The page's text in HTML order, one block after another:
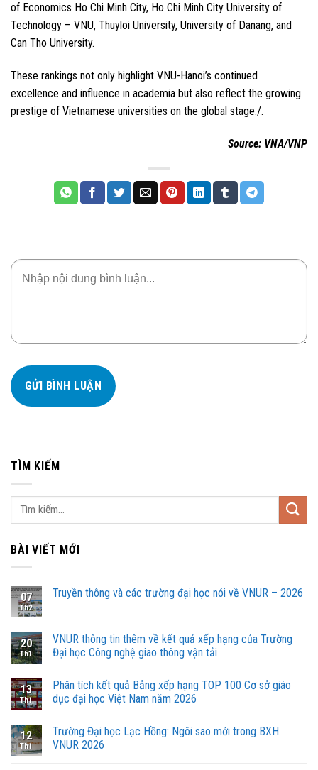
of Economics Ho Chi Minh City, Ho Chi Minh City University of
Technology – VNU, Thuyloi University, University of Danang, and
Can Tho University.
These rankings not only highlight VNU-Hanoi’s continued
excellence and influence in academia but also reflect the growing
prestige of Vietnamese universities on the global stage./.
Source: VNA/VNP
TÌM KIẾM
BÀI VIẾT MỚI
07
Th2
Truyền thông và các trường đại học nói về VNUR – 2026
20
Th1
VNUR thông tin thêm về kết quả xếp hạng của Trường
Đại học Công nghệ giao thông vận tải
13
Th1
Phân tích kết quả Bảng xếp hạng TOP 100 Cơ sở giáo
dục đại học Việt Nam năm 2026
12
Th1
Trường Đại học Lạc Hồng: Ngôi sao mới trong BXH
VNUR 2026